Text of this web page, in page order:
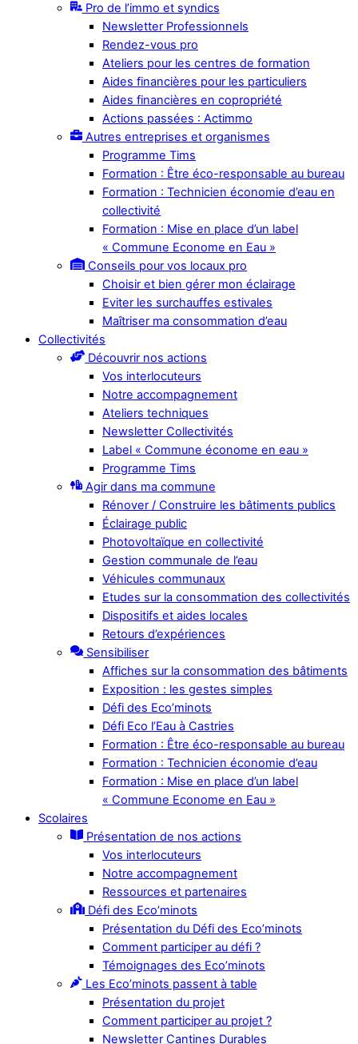
Pro de l’immo et syndics
Newsletter Professionnels
Rendez-vous pro
Ateliers pour les centres de formation
Aides financières pour les particuliers
Aides financières en copropriété
Actions passées : Actimmo
Autres entreprises et organismes
Programme Tims
Formation : Être éco-responsable au bureau
Formation : Technicien économie d’eau en
collectivité
Formation : Mise en place d’un label
« Commune Econome en Eau »
Conseils pour vos locaux pro
Choisir et bien gérer mon éclairage
Eviter les surchauffes estivales
Maîtriser ma consommation d’eau
Collectivités
Découvrir nos actions
Vos interlocuteurs
Notre accompagnement
Ateliers techniques
Newsletter Collectivités
Label « Commune économe en eau »
Programme Tims
Agir dans ma commune
Rénover / Construire les bâtiments publics
Éclairage public
Photovoltaïque en collectivité
Gestion communale de l’eau
Véhicules communaux
Etudes sur la consommation des collectivités
Dispositifs et aides locales
Retours d’expériences
Sensibiliser
Affiches sur la consommation des bâtiments
Exposition : les gestes simples
Défi des Eco’minots
Défi Eco l’Eau à Castries
Formation : Être éco-responsable au bureau
Formation : Technicien économie d’eau
Formation : Mise en place d’un label
« Commune Econome en Eau »
Scolaires
Présentation de nos actions
Vos interlocuteurs
Notre accompagnement
Ressources et partenaires
Défi des Eco’minots
Présentation du Défi des Eco’minots
Comment participer au défi ?
Témoignages des Eco’minots
Les Eco’minots passent à table
Présentation du projet
Comment participer au projet ?
Newsletter Cantines Durables